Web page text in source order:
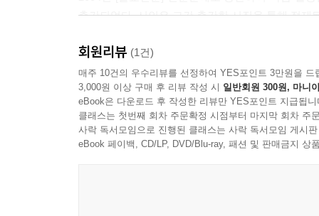
해설
- 고봉준 (문학평론가)
출간되었다. 시인은 그간 출간한 시집을 통해 절
시인은 사소한 일상을 사소하게 살아간다. 작고
어쩌면 “살아 있을지”(「발견」)도 모른다고 숨
“시시해서 우리는 좋았다”(「서울에서 멀어지면
수도 있다는 전언처럼 들린다. “소리 지르는 아이
자조 섞인 듯한 말들은 탄식 혹은 후회로 보이기
회원리뷰 (1건)
매주 10건의 우수리뷰를 선정하여 YES포인트 3만원을 드
3,000원 이상 구매 후 리뷰 작성 시 일반회원 300원, 마니
eBook은 다운로드 후 작성한 리뷰만 YES포인트 지급됩니
클래스는 첫번째 회차 주문확정 시점부터 마지막 회차 주
사락 독서모임으로 진행된 클래스는 사락 독서모임 게시
eBook 페이백, CD/LP, DVD/Blu-ray, 패션 및 판매금지 상